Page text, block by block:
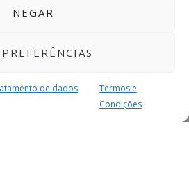
NEGAR
de dados
Termos e
Condições